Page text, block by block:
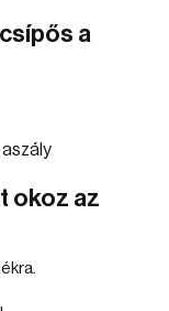
a
okoz az